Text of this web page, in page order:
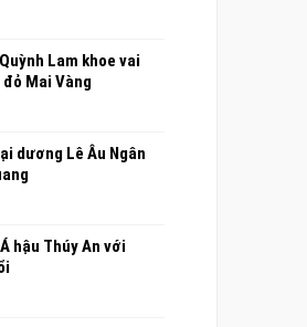
Lam khoe vai
Mai Vàng
dương Lê Âu Ngân
hậu Thúy An với